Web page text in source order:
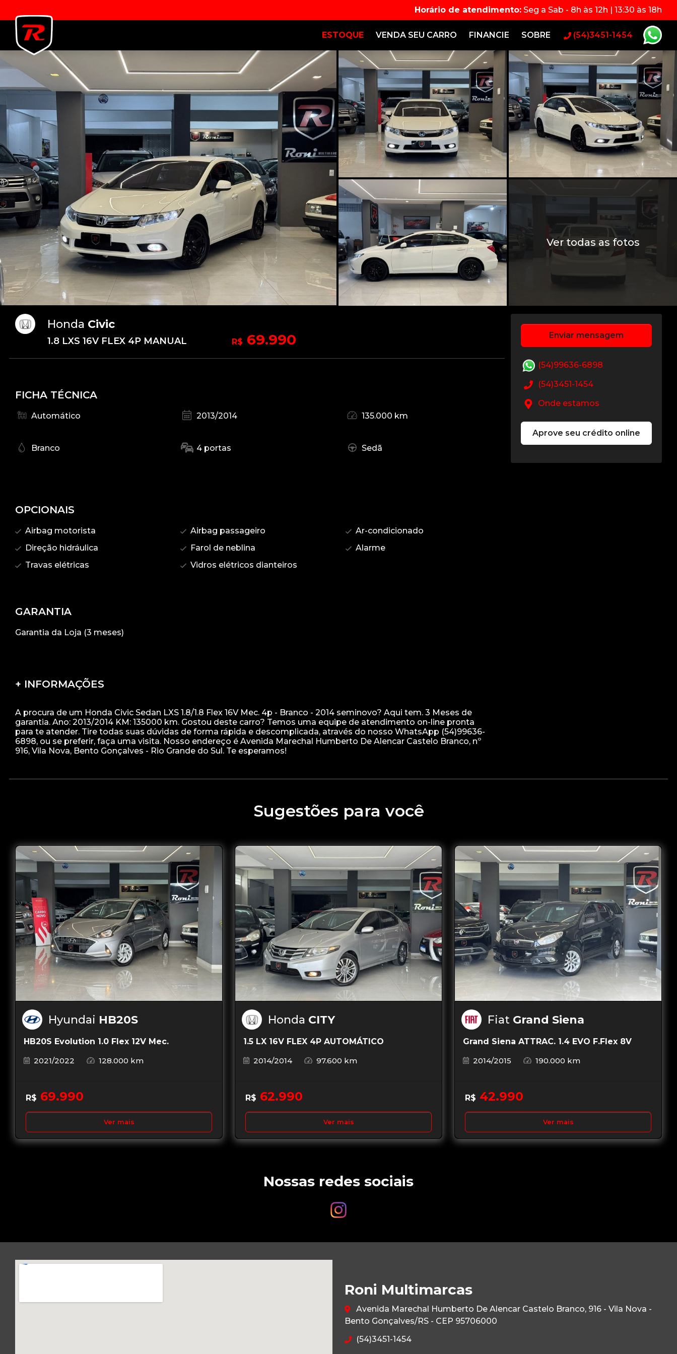
Horário de atendimento: Seg a Sab - 8h às 12h | 13:30 às 18h
ESTOQUE VENDA SEU CARRO FINANCIE SOBRE (54)3451-1454
Ver todas as fotos
Honda Civic
1.8 LXS 16V FLEX 4P MANUAL R$ 69.990
FICHA TÉCNICA
Automático 2013/2014 135.000 km
Branco 4 portas Sedã
OPCIONAIS
Airbag motorista Airbag passageiro
Ar-condicionado
Direção hidráulica
Farol de neblina
Alarme
Travas elétricas
Vidros elétricos dianteiros
GARANTIA
Garantia da Loja (3 meses)
+ INFORMAÇÕES
A procura de um Honda Civic Sedan LXS 1.8/1.8 Flex 16V Mec. 4p - Branco - 2014 seminovo? Aqui tem. 3 Meses de
garantia. Ano: 2013/2014 KM: 135000 km. Gostou deste carro? Temos uma equipe de atendimento on-line pronta
para te atender. Tire todas suas dúvidas de forma rápida e descomplicada, através do nosso WhatsApp (54)99636-
6898, ou se preferir, faça uma visita. Nosso endereço é Avenida Marechal Humberto De Alencar Castelo Branco, nº
Enviar mensagem
(54)99636-6898
(54)3451-1454
Onde estamos
Aprove seu crédito online
Sugestões para você
Hyundai HB20S
HB20S Evolution 1.0 Flex 12V Mec.
2021/2022
128.000 km
R$ 69.990
Ver mais
Honda CITY
1.5 LX 16V FLEX 4P AUTOMÁTICO
2014/2014
97.600 km
R$ 62.990
Ver mais
Fiat Grand Siena
Grand Siena ATTRAC. 1.4 EVO F.Flex 8V
2014/2015
190.000 km
R$ 42.990
Ver mais
Nossas redes sociais
Roni Multimarcas
Avenida Marechal Humberto De Alencar Castelo Branco, 916 - Vila Nova -
Bento Gonçalves/RS - CEP 95706000
(54)3451-1454